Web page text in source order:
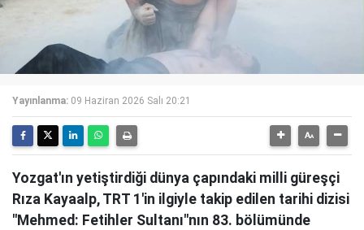
Yayınlanma: 09 Haziran 2026 Salı 20:21
Yozgat'ın yetiştirdiği dünya çapındaki milli güreşçi
Rıza Kayaalp, TRT 1'in ilgiyle takip edilen tarihi dizisi
"Mehmed: Fetihler Sultanı"nın 83. bölümünde